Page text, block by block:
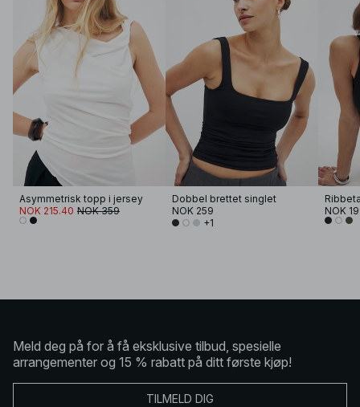
Asymmetrisk topp i jersey
NOK 215.40 NOK 359
Dobbel brettet singlet
NOK 259
+1
NOK
Meld deg på for å få eksklusive tilbud, spesielle
arrangementer og 15 % rabatt på ditt første kjøp!
TILMELD DIG